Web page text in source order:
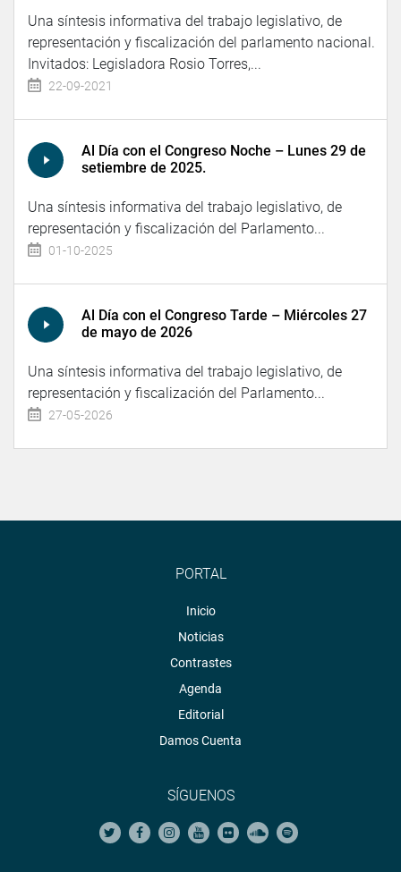
Una síntesis informativa del trabajo legislativo, de
representación y fiscalización del parlamento nacional.
Invitados: Legisladora Rosio Torres,...
22-09-2021
Al Día con el Congreso Noche – Lunes 29 de
setiembre de 2025.
Una síntesis informativa del trabajo legislativo, de
representación y fiscalización del Parlamento...
01-10-2025
Al Día con el Congreso Tarde – Miércoles 27
de mayo de 2026
Una síntesis informativa del trabajo legislativo, de
representación y fiscalización del Parlamento...
27-05-2026
PORTAL
Inicio
Noticias
Contrastes
Agenda
Editorial
Damos Cuenta
SÍGUENOS